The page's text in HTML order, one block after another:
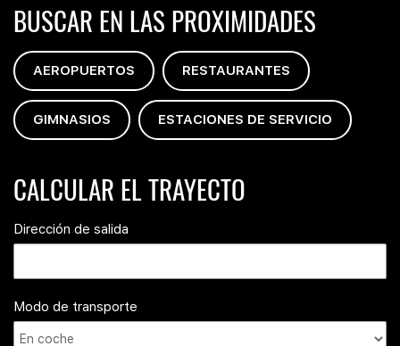
BUSCAR EN LAS PROXIMIDADES
AEROPUERTOS RESTAURANTES
GIMNASIOS ESTACIONES DE SERVICIO
CALCULAR EL TRAYECTO
Dirección de salida
Modo de transporte